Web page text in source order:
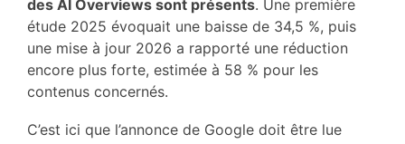
des AI Overviews sont présents. Une première
étude 2025 évoquait une baisse de 34,5 %, puis
une mise à jour 2026 a rapporté une réduction
encore plus forte, estimée à 58 % pour les
contenus concernés.
C’est ici que l’annonce de Google doit être lue